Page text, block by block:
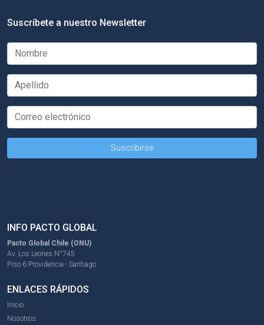
Suscríbete a nuestro Newsletter
INFO PACTO GLOBAL
Pacto Global Chile (ONU)
Av. Los Leones N°745
Piso 6 Providencia - Santiago
ENLACES RÁPIDOS
Inicio
Nosotros